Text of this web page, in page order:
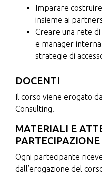
Imparare
insieme ai
Creare una rete
e manager
strategie di
DOCENTI
Il corso viene erogato
Consulting.
MATERIALI E
PARTECIPAZIONE
Ogni partecipante
dall’erogazione del